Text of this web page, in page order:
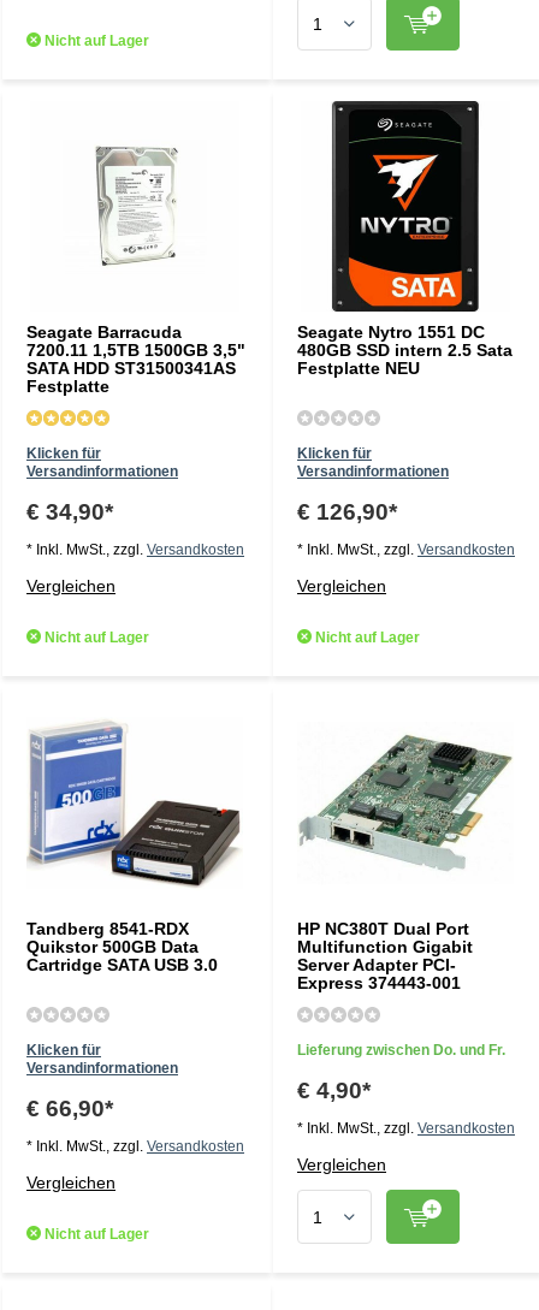
Nicht auf Lager
Seagate Barracuda
7200.11 1,5TB 1500GB 3,5"
SATA HDD ST31500341AS
Festplatte
Klicken für
Versandinformationen
€ 34,90*
* Inkl. MwSt., zzgl. Versandkosten
Vergleichen
Nicht auf Lager
Seagate Nytro 1551 DC
480GB SSD intern 2.5 Sata
Festplatte NEU
Klicken für
Versandinformationen
€ 126,90*
* Inkl. MwSt., zzgl. Versandkosten
Vergleichen
Nicht auf Lager
Tandberg 8541-RDX
Quikstor 500GB Data
Cartridge SATA USB 3.0
Klicken für
Versandinformationen
€ 66,90*
* Inkl. MwSt., zzgl. Versandkosten
Vergleichen
Nicht auf Lager
HP NC380T Dual Port
Multifunction Gigabit
Server Adapter PCI-
Express 374443-001
Lieferung zwischen Do. und Fr.
€ 4,90*
* Inkl. MwSt., zzgl. Versandkosten
Vergleichen